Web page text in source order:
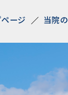
ページ 当院